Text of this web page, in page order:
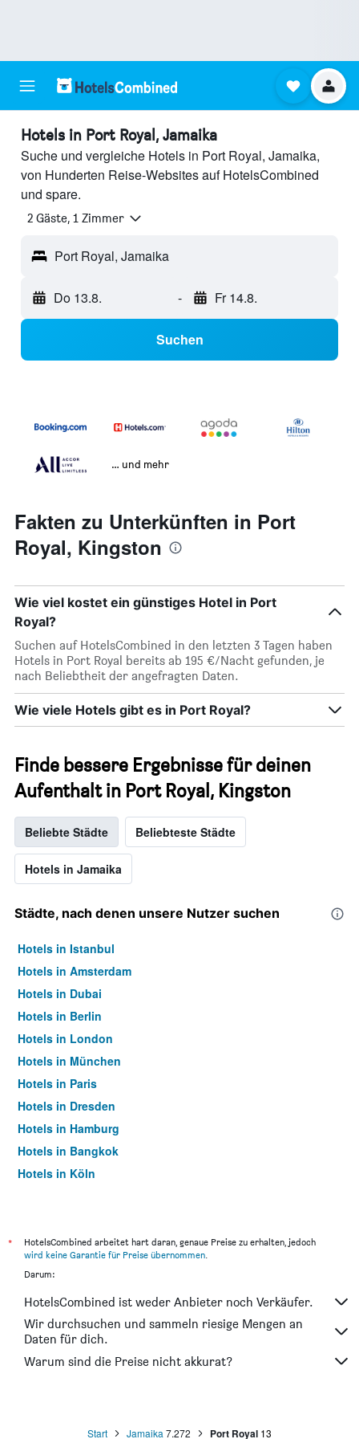
Hotels in Port Royal, Jamaika
Suche und vergleiche Hotels in Port Royal, Jamaika,
von Hunderten Reise-Websites auf HotelsCombined
und spare.
2 Gäste, 1 Zimmer
Port Royal, Jamaika
Do 13.8. - Fr 14.8.
Suchen
… und mehr
Fakten zu Unterkünften in Port
Royal, Kingston
Wie viel kostet ein günstiges Hotel in Port
Royal?
Suchen auf HotelsCombined in den letzten 3 Tagen haben
Hotels in Port Royal bereits ab 195 €/Nacht gefunden, je
nach Beliebtheit der angefragten Daten.
Wie viele Hotels gibt es in Port Royal?
Finde bessere Ergebnisse für deinen
Aufenthalt in Port Royal, Kingston
Beliebte Städte Beliebteste Städte
Hotels in Jamaika
Städte, nach denen unsere Nutzer suchen
Hotels in Istanbul
Hotels in Amsterdam
Hotels in Dubai
Hotels in Berlin
Hotels in London
Hotels in München
Hotels in Paris
Hotels in Dresden
Hotels in Hamburg
Hotels in Bangkok
Hotels in Köln
*
HotelsCombined arbeitet hart daran, genaue Preise zu erhalten, jedoch
wird keine Garantie für Preise übernommen.
Darum:
HotelsCombined ist weder Anbieter noch Verkäufer.
Wir durchsuchen und sammeln riesige Mengen an
Daten für dich.
Warum sind die Preise nicht akkurat?
Start Jamaika 7.272 Port Royal 13